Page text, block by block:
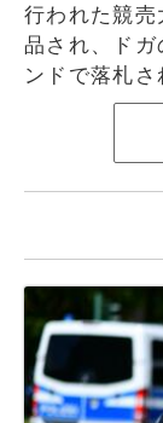
行われた競
品され、ド
ンドで落札さ